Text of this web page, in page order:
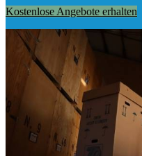
Kostenlose Angebote erhalten